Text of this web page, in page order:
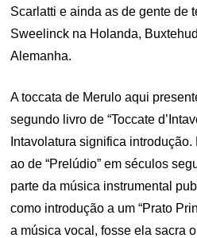
Scarlatti e ainda as de gente de
Sweelinck na Holanda,
Alemanha.
A toccata de Merulo aqui
segundo livro de “Toccate
Intavolatura significa
ao de “Prelúdio” em séculos
parte da música instrumental
como introdução a um “Prato
a música vocal, fosse ela sacra